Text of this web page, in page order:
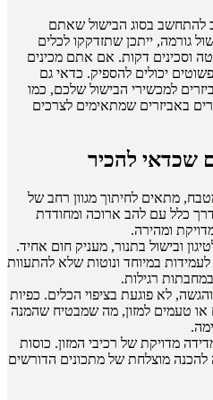
להתחשב בסוג הבישול שאתם
גורמה, ייתכן שתזדקקו לכלים
וסכינים דקות. אם אתם מכינים
יכולים להספיק. כדאי גם
למכשירי הבישול שלכם, כמו
באביזרים שמתאימים לצרכים
שכדאי להכיר
מתאים לחיתוך מגוון רחב של
כלל עם להב ארוכה ומחודדת
ומהירה.
ובישול בתנור, מעניק חום אחיד.
במיוחד ונוטות שלא להתעוות
רגילות.
לא פוגעת בציפוי הכלים. כפיות
או טעמים למזון, מה שמבטיח שהמנה
מדויקת של רכיבי המזון. כוסות
להכנה מוצלחת של מתכונים הדורשים